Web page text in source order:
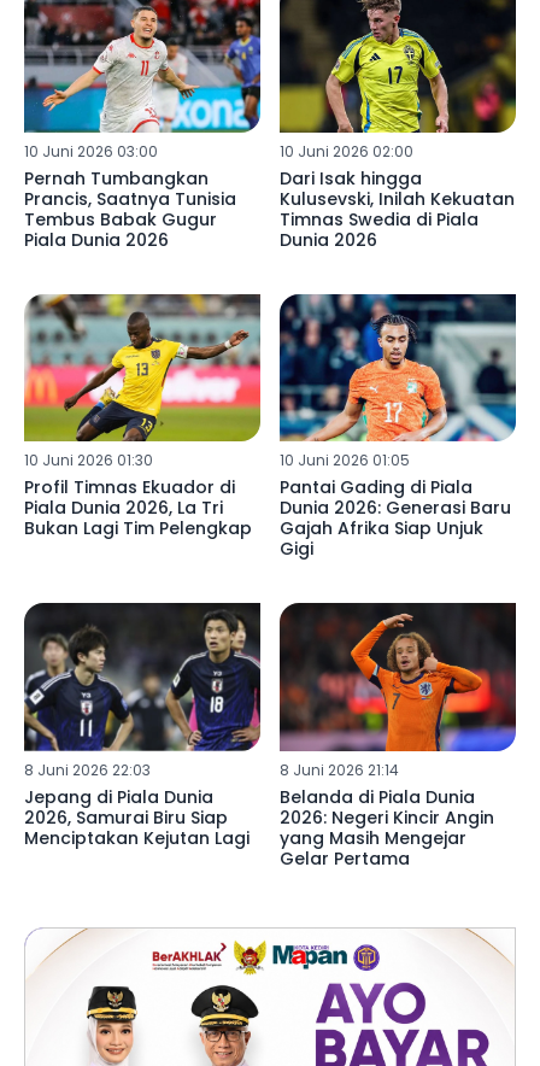
10 Juni 2026 03:00
Pernah Tumbangkan
Prancis, Saatnya Tunisia
Tembus Babak Gugur
Piala Dunia 2026
10 Juni 2026 02:00
Dari Isak hingga
Kulusevski, Inilah Kekuatan
Timnas Swedia di Piala
Dunia 2026
10 Juni 2026 01:30
Profil Timnas Ekuador di
Piala Dunia 2026, La Tri
Bukan Lagi Tim Pelengkap
10 Juni 2026 01:05
Pantai Gading di Piala
Dunia 2026: Generasi Baru
Gajah Afrika Siap Unjuk
Gigi
8 Juni 2026 22:03
Jepang di Piala Dunia
2026, Samurai Biru Siap
Menciptakan Kejutan Lagi
8 Juni 2026 21:14
Belanda di Piala Dunia
2026: Negeri Kincir Angin
yang Masih Mengejar
Gelar Pertama